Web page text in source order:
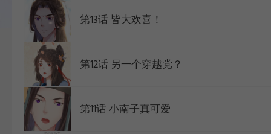
WEBTOON
第13话 皆大欢喜！
第12话 另一个穿越党？
第11话 小南子真可爱